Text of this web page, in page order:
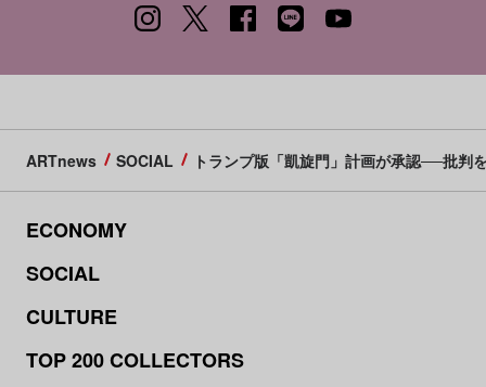
ARTnews SOCIAL トランプ版「凱旋門」計画が承認──批判
ECONOMY
SOCIAL
CULTURE
TOP 200 COLLECTORS